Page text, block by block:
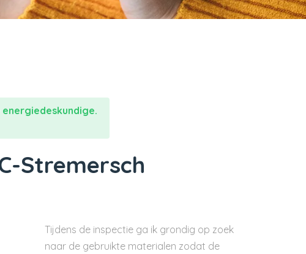
Stremersch
Tijdens de inspectie ga ik grondig op zoek
naar de gebruikte materialen zodat de